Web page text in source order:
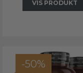
VIS PRODUKT
-50%